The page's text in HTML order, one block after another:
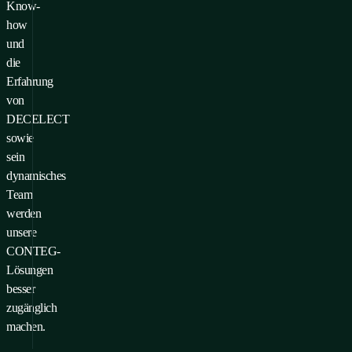
Know-
how
und
die
Erfahrung
von
DECELECT
sowie
sein
dynamisches
Team
werden
unsere
CONTEG-
Lösungen
besser
zugänglich
machen.